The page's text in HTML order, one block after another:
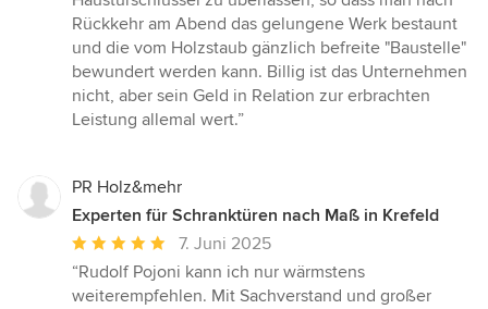
Rückkehr am Abend das gelungene Werk bestaunt
und die vom Holzstaub gänzlich befreite "Baustelle"
bewundert werden kann. Billig ist das Unternehmen
nicht, aber sein Geld in Relation zur erbrachten
Leistung allemal wert.”
PR Holz&mehr
Experten für Schranktüren nach Maß in Krefeld
Durchschnittliche
Bewertung:
5
7. Juni 2025
“Rudolf Pojoni kann ich nur wärmstens
weiterempfehlen. Mit Sachverstand und großer